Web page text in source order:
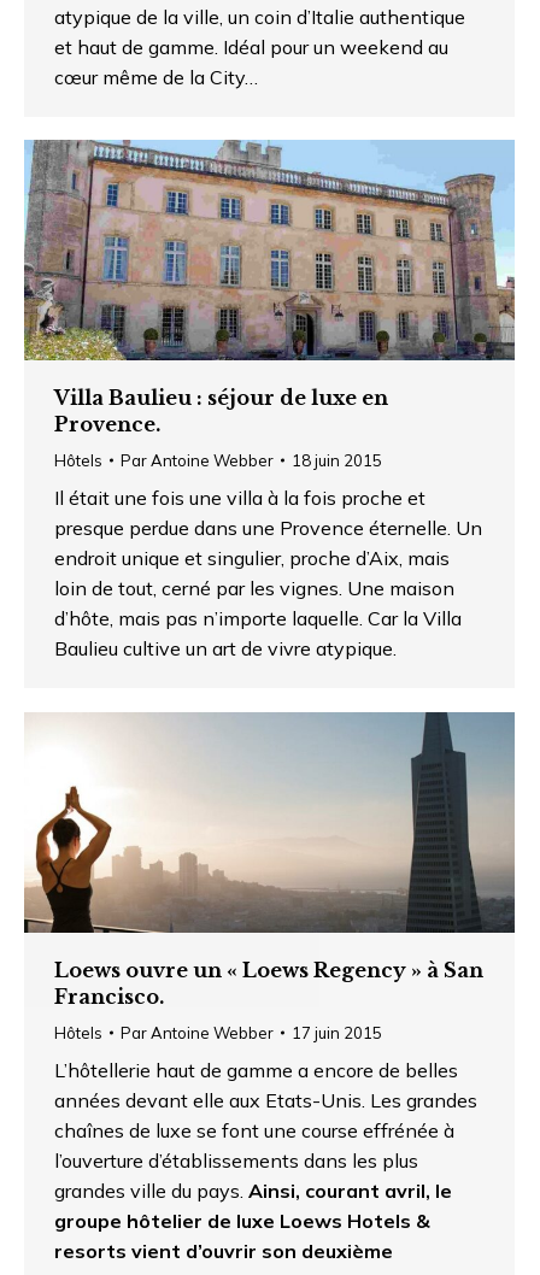
atypique de la ville, un coin d’Italie authentique
et haut de gamme. Idéal pour un weekend au
cœur même de la City…
Villa Baulieu : séjour de luxe en
Provence.
Hôtels ParAntoine Webber 18 juin 2015
Il était une fois une villa à la fois proche et
presque perdue dans une Provence éternelle. Un
endroit unique et singulier, proche d’Aix, mais
loin de tout, cerné par les vignes. Une maison
d’hôte, mais pas n’importe laquelle. Car la Villa
Baulieu cultive un art de vivre atypique.
Loews ouvre un « Loews Regency » à San
Francisco.
Hôtels ParAntoine Webber 17 juin 2015
L’hôtellerie haut de gamme a encore de belles
années devant elle aux Etats-Unis. Les grandes
chaînes de luxe se font une course effrénée à
l’ouverture d’établissements dans les plus
grandes ville du pays. Ainsi, courant avril, le
groupe hôtelier de luxe Loews Hotels &
resorts vient d’ouvrir son deuxième